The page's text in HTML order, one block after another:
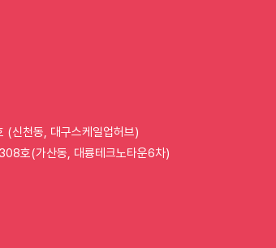
신천동, 대구스케일업허브)
호(가산동, 대륭테크노타운6차)